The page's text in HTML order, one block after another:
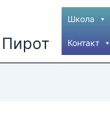
Школа
Контакт